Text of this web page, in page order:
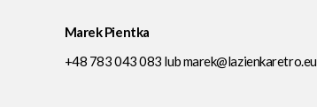
Marek Pientka
+48 783 043 083 lubmarek@lazienkaretro.eu